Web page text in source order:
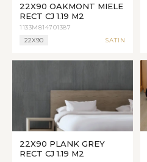
22X90 OAKMONT MIELE
RECT CJ 1.19 M2
1133M814701387
22X90
SATIN
22X90 PLANK GREY
RECT CJ 1.19 M2